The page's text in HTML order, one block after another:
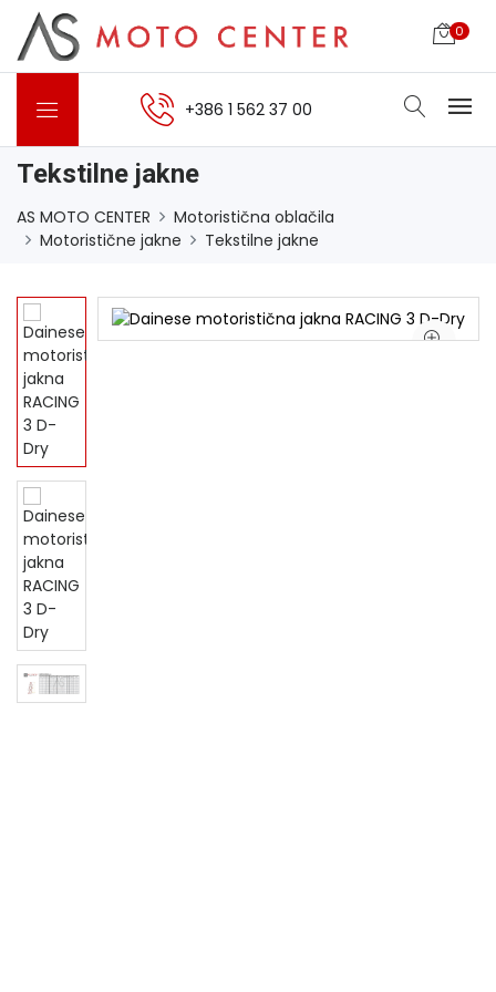
0
+386 1 562 37 00
Tekstilne jakne
AS MOTO CENTER
Motoristična oblačila
Motoristične jakne
Tekstilne jakne